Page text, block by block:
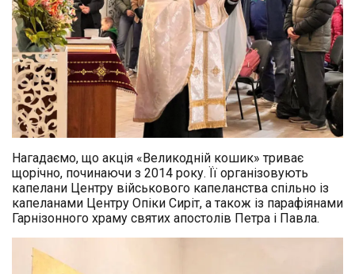
Нагадаємо, що акція «Великодній кошик» триває
щорічно, починаючи з 2014 року. Її організовують
капелани Центру військового капеланства спільно із
капеланами Центру Опіки Сиріт, а також із парафіянами
Гарнізонного храму святих апостолів Петра і Павла.